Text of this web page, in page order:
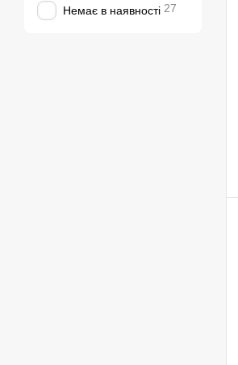
Немає в наявності 27